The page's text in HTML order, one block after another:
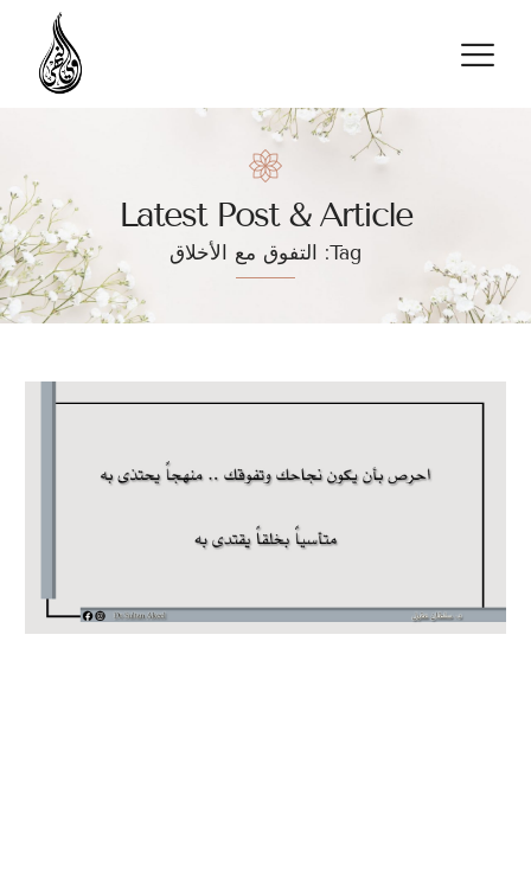
Latest Post & Article
Tag: التفوق مع الأخلاق